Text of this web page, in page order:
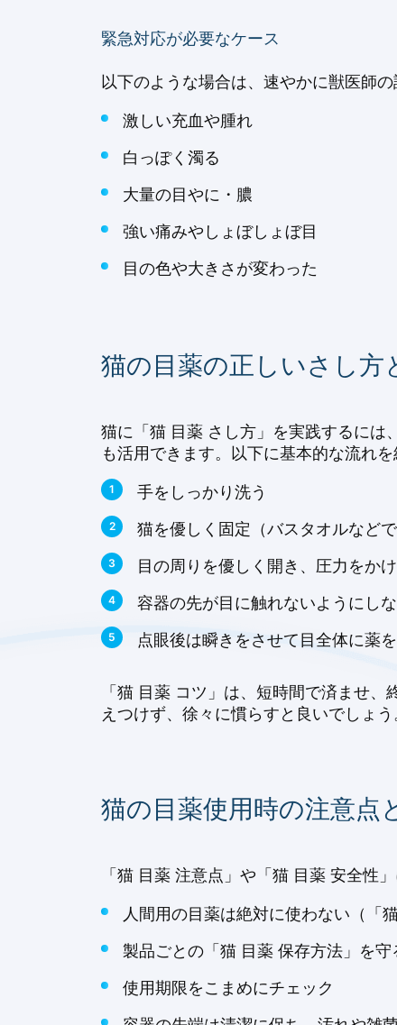
緊急対応が必要なケース
以下のような場合は、速やかに獣医師の
激しい充血や腫れ
白っぽく濁る
大量の目やに・膿
強い痛みやしょぼしょぼ目
目の色や大きさが変わった
猫の目薬の正しいさし方
猫に「猫 目薬 さし方」を実践するには
も活用できます。以下に基本的な流れを
手をしっかり洗う
猫を優しく固定（バスタオルなど
目の周りを優しく開き、圧力をか
容器の先が目に触れないようにし
点眼後は瞬きをさせて目全体に薬
「猫 目薬 コツ」は、短時間で済ませ
えつけず、徐々に慣らすと良いでしょ
猫の目薬使用時の注意点
「猫 目薬 注意点」や「猫 目薬 安全性
人間用の目薬は絶対に使わない（「
製品ごとの「猫 目薬 保存方法」を守
使用期限をこまめにチェック